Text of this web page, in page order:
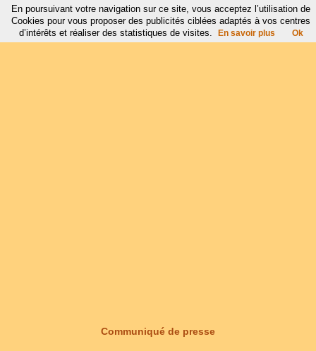
Communiqué de presse
En poursuivant votre navigation sur ce site, vous acceptez l’utilisation de
Cookies pour vous proposer des publicités ciblées adaptés à vos centres
d’intérêts et réaliser des statistiques de visites.
En savoir plus Ok